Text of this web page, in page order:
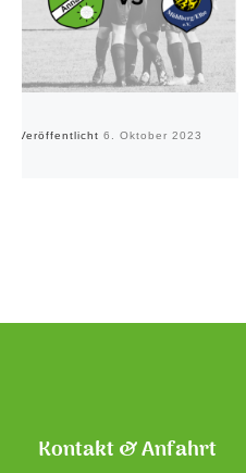
Veröffentlicht 6. Oktober 2023
Kontakt & Anfahrt